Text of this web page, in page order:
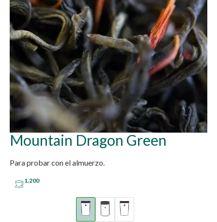
Mountain Dragon Green
Para probar con el almuerzo.
1.200